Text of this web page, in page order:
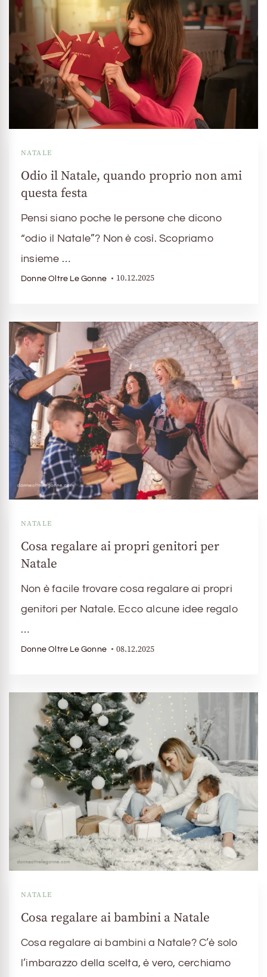
NATALE
Odio il Natale, quando proprio non ami
questa festa
Pensi siano poche le persone che dicono
“odio il Natale”? Non è così. Scopriamo
insieme …
Donne Oltre Le Gonne 10.12.2025
NATALE
Cosa regalare ai propri genitori per
Natale
Non è facile trovare cosa regalare ai propri
genitori per Natale. Ecco alcune idee regalo
…
Donne Oltre Le Gonne 08.12.2025
NATALE
Cosa regalare ai bambini a Natale
Cosa regalare ai bambini a Natale? C’è solo
l’imbarazzo della scelta, è vero, cerchiamo